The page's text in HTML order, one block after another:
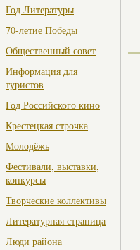
Год Литературы
70-летие Победы
Общественный совет
Информация для
туристов
Год Российского кино
Крестецкая строчка
Молодёжь
Фестивали, выставки,
конкурсы
Творческие коллективы
Литературная страница
Люди района